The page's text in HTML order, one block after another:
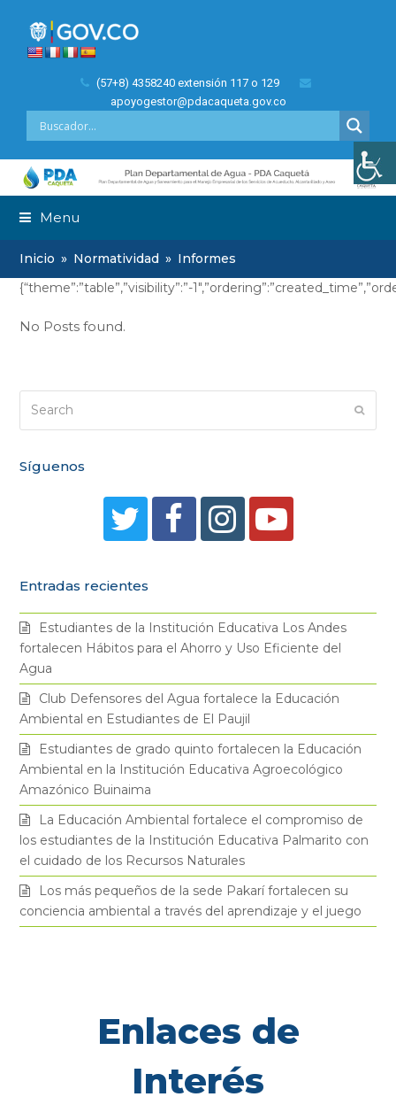
(57+8) 4358240 extensión 117 o 129
apoyogestor@pdacaqueta.gov.co
Menu
Inicio » Normatividad » Informes
{“theme”:”table”,”visibility”:”-
No Posts found.
Síguenos
i
t
t
e
r
c
e
b
o
o
k
s
t
a
g
r
a
m
Y
u
t
u
b
e
Entradas recientes
Estudiantes de la Institución Educativa Los Andes
fortalecen Hábitos para el Ahorro y Uso Eficiente del
Agua
Club Defensores del Agua fortalece la Educación
Ambiental en Estudiantes de El Paujil
Estudiantes de grado quinto fortalecen la Educación
Ambiental en la Institución Educativa Agroecológico
Amazónico Buinaima
La Educación Ambiental fortalece el compromiso de
los estudiantes de la Institución Educativa Palmarito con
el cuidado de los Recursos Naturales
Los más pequeños de la sede Pakarí fortalecen su
conciencia ambiental a través del aprendizaje y el juego
Enlaces de
Interés